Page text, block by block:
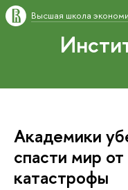
Высшая школа
Академики
спасти мир
катастрофы